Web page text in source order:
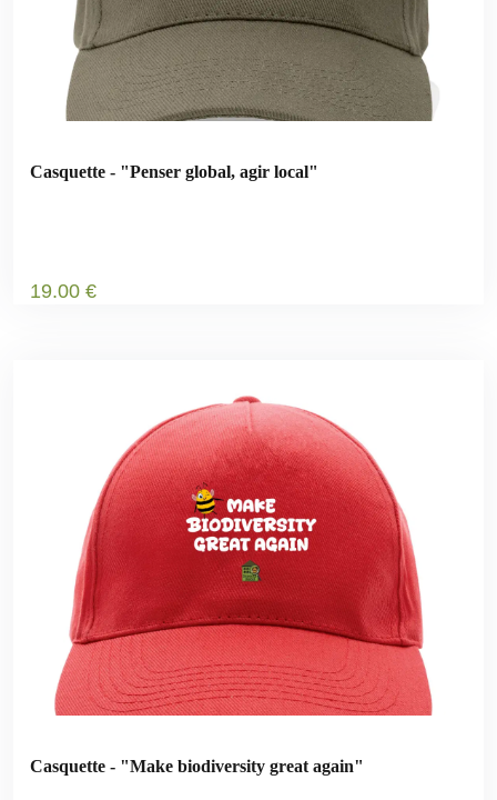
Casquette - "Penser global, agir local"
19.00 €
Casquette - "Make biodiversity great again"